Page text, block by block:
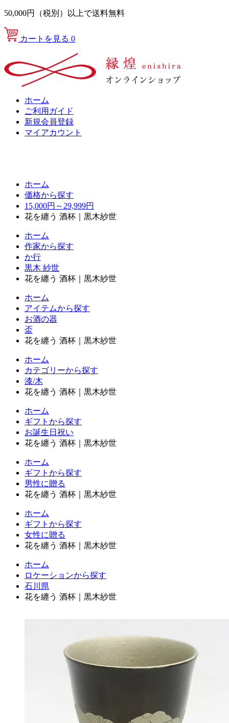
50,000円（税別）以上で送料無料
カートを見る 0
ホーム
ご利用ガイド
新規会員登録
マイアカウント
ホーム
価格から探す
15,000円～29,999円
花を纏う 酒杯｜黒木紗世
ホーム
作家から探す
か行
黒木 紗世
花を纏う 酒杯｜黒木紗世
ホーム
アイテムから探す
お酒の器
盃
花を纏う 酒杯｜黒木紗世
ホーム
カテゴリーから探す
漆/木
花を纏う 酒杯｜黒木紗世
ホーム
ギフトから探す
お誕生日祝い
花を纏う 酒杯｜黒木紗世
ホーム
ギフトから探す
男性に贈る
花を纏う 酒杯｜黒木紗世
ホーム
ギフトから探す
女性に贈る
花を纏う 酒杯｜黒木紗世
ホーム
ロケーションから探す
石川県
花を纏う 酒杯｜黒木紗世